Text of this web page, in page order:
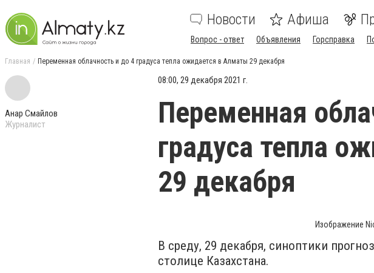
Новости Афиша
Вопрос - ответ Объявления Горсправка
Главная Переменная облачность и до 4 градуса тепла ожидается в Алматы 29 декабря
Анар Смайлов
Журналист
08:00, 29 декабря 2021 г.
Переменная
градуса тепла
29 декабря
Изображение
В среду, 29 декабря, синоптики
столице Казахстана.